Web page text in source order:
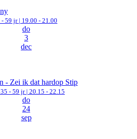
- 59 jr | 19.00 - 21.00
do
3
dec
- Zei ik dat hardop Stip
- 59 jr | 20.15 - 22.15
do
24
sep